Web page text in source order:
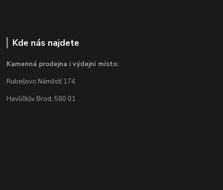
Kde nás najdete
Kamenná prodejna i výdejní místo:
Rubešovo Náměstí 174
Havlíčkův Brod, 580 01